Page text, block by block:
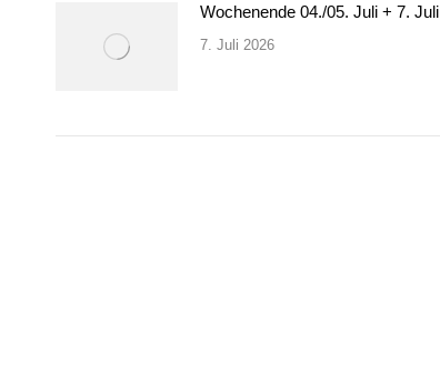
Wochenende 04./05. Juli + 7. Juli
7. Juli 2026